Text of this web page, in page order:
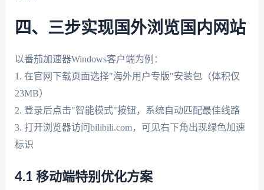
四、三步实现国外浏览国内网站
以番茄加速器Windows客户端为例：
1. 在官网下载页面选择"海外用户专版"安装包（体积仅
23MB）
2. 登录后点击"智能模式"按钮，系统自动匹配最佳线路
3. 打开浏览器访问bilibili.com，可见右下角出现绿色加速
标识
4.1 移动端特别优化方案